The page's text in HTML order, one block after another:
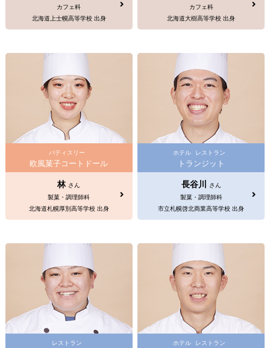
カフェ科
北海道上士幌高等学校 出身
カフェ科
北海道大樹高等学校 出身
パティスリー
欧風菓子コートドール
林 さん
製菓・調理師科
北海道札幌厚別高等学校 出身
ホテル レストラン
トランジット
長谷川
さん
製菓・調理師科
市立札幌啓北商業高等学校 出身
レストラン ホテル レストラン